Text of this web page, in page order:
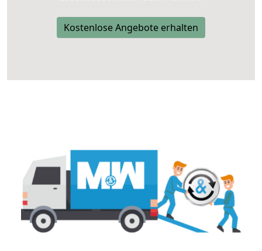
Kostenlose Angebote erhalten